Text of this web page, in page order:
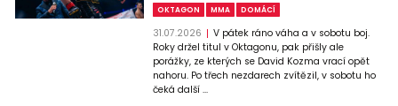
OKTAGON MMA DOMÁCÍ
31.07.2026
V pátek ráno váha a v sobotu boj.
Roky držel titul v Oktagonu, pak přišly ale
porážky, ze kterých se David Kozma vrací opět
nahoru. Po třech nezdarech zvítězil, v sobotu ho
čeká další ...